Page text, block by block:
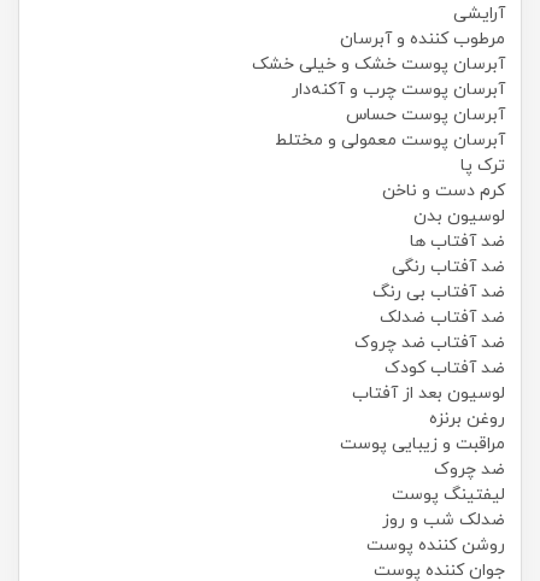
آرایشی
مرطوب کننده و آبرسان
آبرسان پوست خشک و خیلی خشک
آبرسان پوست چرب و آکنه‌دار
آبرسان پوست حساس
آبرسان پوست معمولی و مختلط
ترک پا
کرم دست و ناخن
لوسیون بدن
ضد آفتاب ها
ضد آفتاب رنگی
ضد آفتاب بی رنگ
ضد آفتاب ضدلک
ضد آفتاب ضد چروک
ضد آفتاب کودک
لوسیون بعد از آفتاب
روغن برنزه
مراقبت و زیبایی پوست
ضد چروک
لیفتینگ پوست
ضدلک شب و روز
روشن کننده پوست
جوان کننده پوست